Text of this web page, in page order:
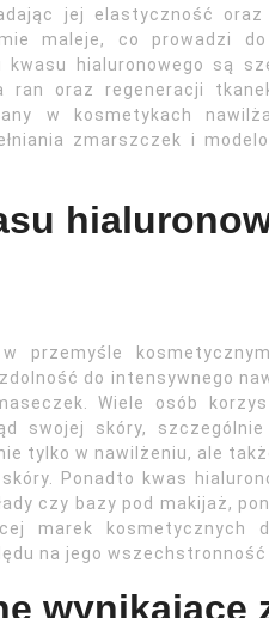
jej elastyczność
maleje, co prowadzi
hialuronowego są
oraz regeneracji
w kosmetykach
zmarszczek i
przemyśle
do intensywnego
Wiele osób
swojej skóry,
tylko w nawilżeniu, ale
Ponadto kwas
czy bazy pod makijaż,
marek kosmetycznych
na jego
wynikające